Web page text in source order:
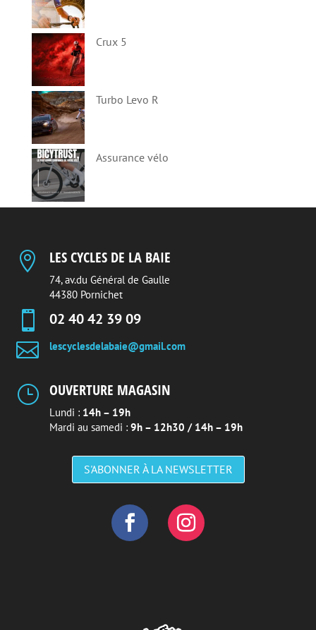
Crux 5
Turbo Levo R
Assurance vélo
 LES CYCLES DE LA BAIE
74, av.du Général de Gaulle
44380 Pornichet
 02 40 42 39 09
 lescyclesdelabaie@gmail.com
} OUVERTURE MAGASIN
Lundi : 14h – 19h
Mardi au samedi : 9h – 12h30 / 14h – 19h
S'ABONNER À LA NEWSLETTER